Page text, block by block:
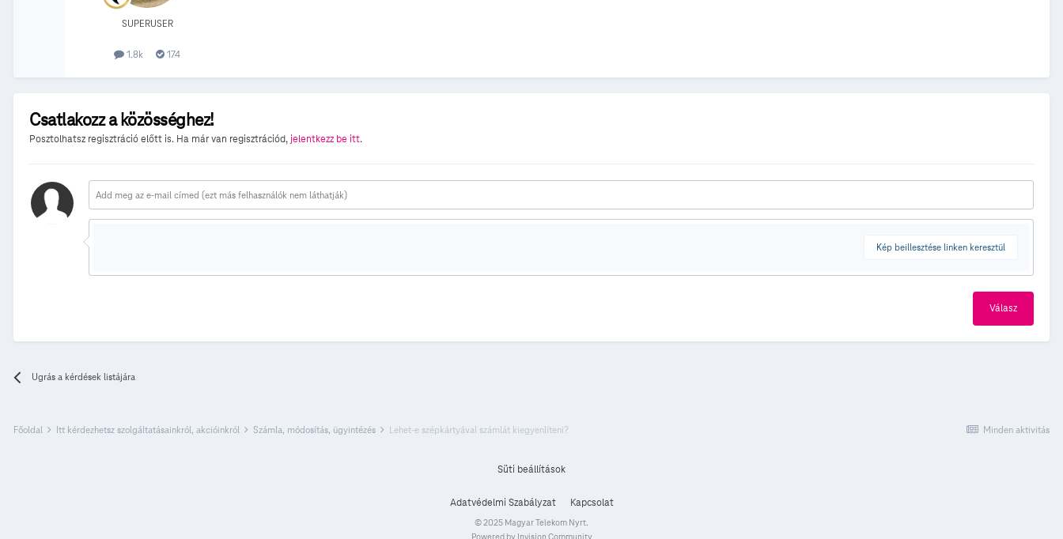
SUPERUSER
1.8k 174
Csatlakozz a közösséghez!
Posztolhatsz regisztráció előtt is. Ha már van regisztrációd,jelentkezz be itt.
Kép beillesztése linken keresztül
Válasz
Ugrás a kérdések listájára
Minden aktivitás
Főoldal Itt kérdezhetsz szolgáltatásainkról, akcióinkról Számla, módosítás, ügyintézés Lehet-e szépkártyával számlát kiegyenlíteni?
Süti beállítások
Adatvédelmi Szabályzat Kapcsolat
© 2025 Magyar Telekom Nyrt.
Powered by Invision Community